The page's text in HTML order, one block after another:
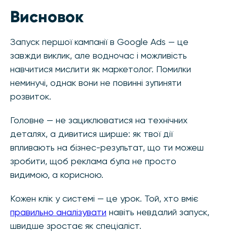
Висновок
Запуск першої кампанії в Google Ads — це
завжди виклик, але водночас і можливість
навчитися мислити як маркетолог. Помилки
неминучі, однак вони не повинні зупиняти
розвиток.
Головне — не зациклюватися на технічних
деталях, а дивитися ширше: як твої дії
впливають на бізнес-результат, що ти можеш
зробити, щоб реклама була не просто
видимою, а корисною.
Кожен клік у системі — це урок. Той, хто вміє
правильно аналізувати навіть невдалий запуск,
швидше зростає як спеціаліст.